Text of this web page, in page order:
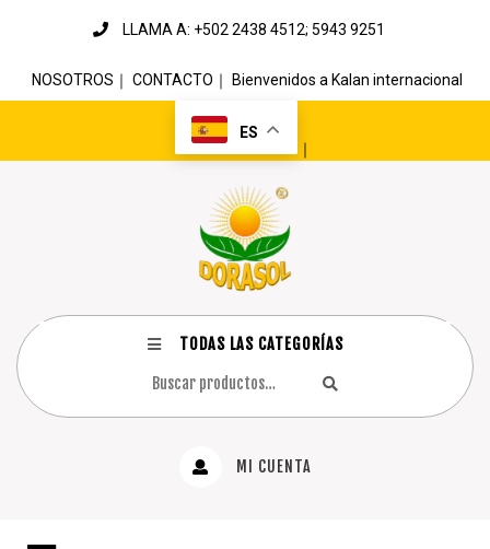
LLAMA A: +502 2438 4512; 5943 9251
NOSOTROS ｜ CONTACTO ｜ Bienvenidos a Kalan internacional
ES
｜
TODAS LAS CATEGORÍAS
MI CUENTA